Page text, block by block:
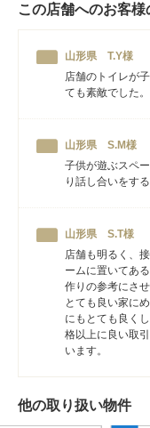
この店舗へのお客様
山形県 T.Y様
店舗のトイレが
ても素敵でした
山形県 S.M様
子供が遊ぶスペ
り話し合いをす
山形県 S.T様
店舗も明るく、
ームに置いてあ
作りの参考にさ
とても良い家に
にもとても良く
格以上に良い取
います。
他の取り扱い物件